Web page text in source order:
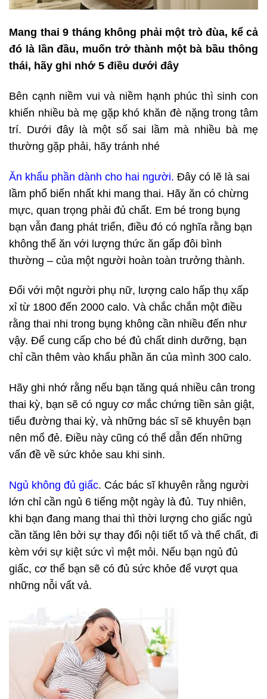
Mang thai 9 tháng không phải một trò đùa, kể cả
đó là lần đầu, muốn trở thành một bà bầu thông
thái, hãy ghi nhớ 5 điều dưới đây
Bên cạnh niềm vui và niềm hạnh phúc thì sinh con
khiến nhiều bà mẹ gặp khó khăn đè nặng trong tâm
trí. Dưới đây là một số sai lầm mà nhiều bà mẹ
thường gặp phải, hãy tránh nhé
Ăn khẩu phần dành cho hai người. Đây có lẽ là sai
lầm phổ biến nhất khi mang thai. Hãy ăn có chừng
mực, quan trọng phải đủ chất. Em bé trong bụng
bạn vẫn đang phát triển, điều đó có nghĩa rằng bạn
không thể ăn với lượng thức ăn gấp đôi bình
thường – của một người hoàn toàn trưởng thành.
Đối với một người phụ nữ, lượng calo hấp thụ xấp
xỉ từ 1800 đến 2000 calo. Và chắc chắn một điều
rằng thai nhi trong bụng không cần nhiều đến như
vậy. Để cung cấp cho bé đủ chất dinh dưỡng, bạn
chỉ cần thêm vào khẩu phần ăn của mình 300 calo.
Hãy ghi nhớ rằng nếu bạn tăng quá nhiều cân trong
thai kỳ, bạn sẽ có nguy cơ mắc chứng tiền sản giật,
tiểu đường thai kỳ, và những bác sĩ sẽ khuyên bạn
nên mổ đẻ. Điều này cũng có thể dẫn đến những
vấn đề về sức khỏe sau khi sinh.
Ngủ không đủ giấc. Các bác sĩ khuyên rằng người
lớn chỉ cần ngủ 6 tiếng một ngày là đủ. Tuy nhiên,
khi bạn đang mang thai thì thời lượng cho giấc ngủ
cần tăng lên bởi sự thay đổi nội tiết tố và thể chất, đi
kèm với sự kiệt sức vì mệt mỏi. Nếu bạn ngủ đủ
giấc, cơ thể bạn sẽ có đủ sức khỏe để vượt qua
những nỗi vất vả.